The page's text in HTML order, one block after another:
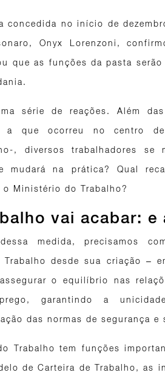
concedida no início de
Onyx Lorenzoni,
que as funções da pasta
série de reações. Além
a que ocorreu no centro
, diversos trabalhadores se
mudará na prática? Qual
Ministério do Trabalho?
vai acabar: e
medida, precisamos
desde sua criação –
o equilíbrio nas
garantindo a
das normas de segurança e
Trabalho tem funções
de Carteira de Trabalho, as